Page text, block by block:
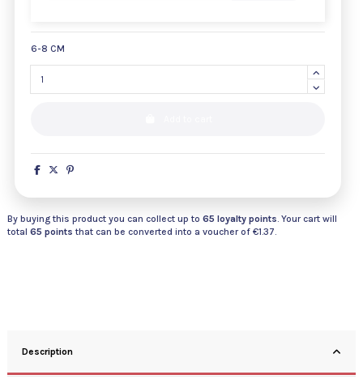
6-8 CM
By buying this product you can collect up to 65 loyalty points. Your cart will
total 65 points that can be converted into a voucher of €1.37.
Description